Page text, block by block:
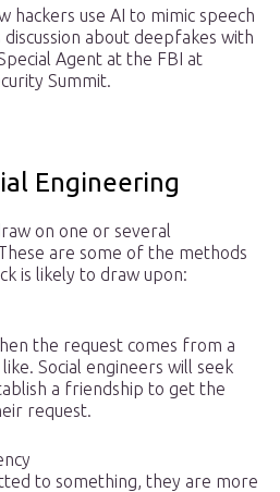
hackers use AI to mimic speech
about deepfakes with
Agent at the FBI at
Summit.
Engineering
on one or several
are some of the methods
is likely to draw upon:
the request comes from a
Social engineers will seek
a friendship to get the
request.
to something, they are more